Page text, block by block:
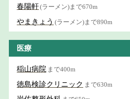
春陽軒(ラーメン)まで670m
やまきょう (ラーメン)まで890m
医療
稲山病院 まで400m
徳島検診クリニック まで630m